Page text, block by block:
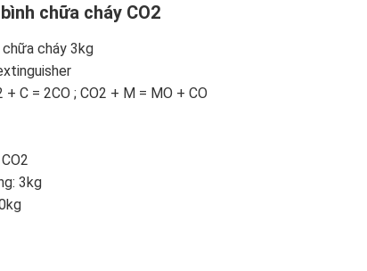
chữa cháy CO2
chữa cháy 3kg
+ C = 2CO ­; CO2 + M = MO + CO
3kg